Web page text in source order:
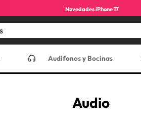
Novedades iPhone 17
Audífonos y Bocinas
Audio